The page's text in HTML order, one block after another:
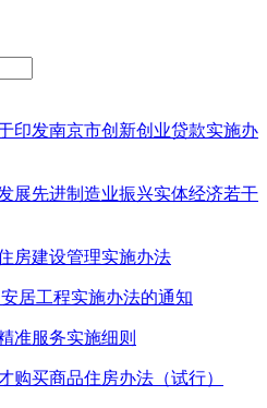
印发南京市创新创业贷款实施办
展先进制造业振兴实体经济若干
房建设管理实施办法
居工程实施办法的通知
准服务实施细则
购买商品住房办法（试行）